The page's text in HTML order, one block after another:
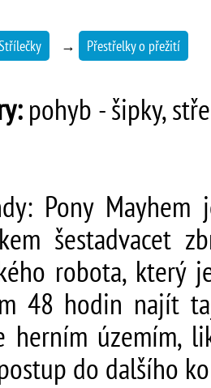
→ Přestřelky o přežití
pohyb - šipky,
Pony
šestadvacet
robota, který
48 hodin najít
herním územím,
do dalšího